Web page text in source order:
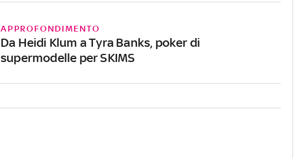
APPROFONDIMENTO
Da Heidi Klum a Tyra Banks, poker di
supermodelle per SKIMS